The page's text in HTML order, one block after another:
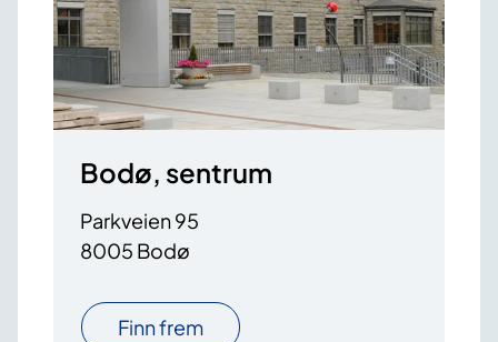
Bodø, sentrum
Parkveien 95
8005 Bodø
Finn frem